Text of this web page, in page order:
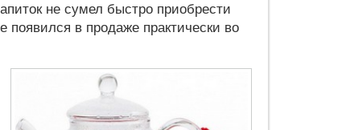
не сумел быстро приобрести
появился в продаже практически во